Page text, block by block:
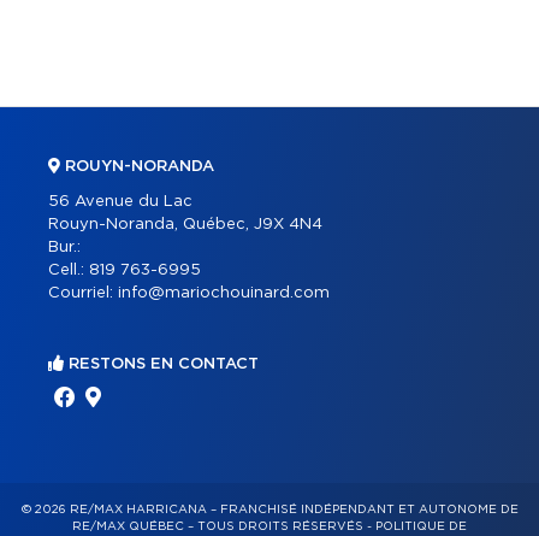
ROUYN-NORANDA
56 Avenue du Lac
Rouyn-Noranda, Québec, J9X 4N4
Bur.:
Cell.: 819 763-6995
Courriel: info@mariochouinard.com
RESTONS EN CONTACT
© 2026 RE/MAX HARRICANA – FRANCHISÉ INDÉPENDANT ET AUTONOME DE
RE/MAX QUÉBEC – TOUS DROITS RÉSERVÉS - POLITIQUE DE